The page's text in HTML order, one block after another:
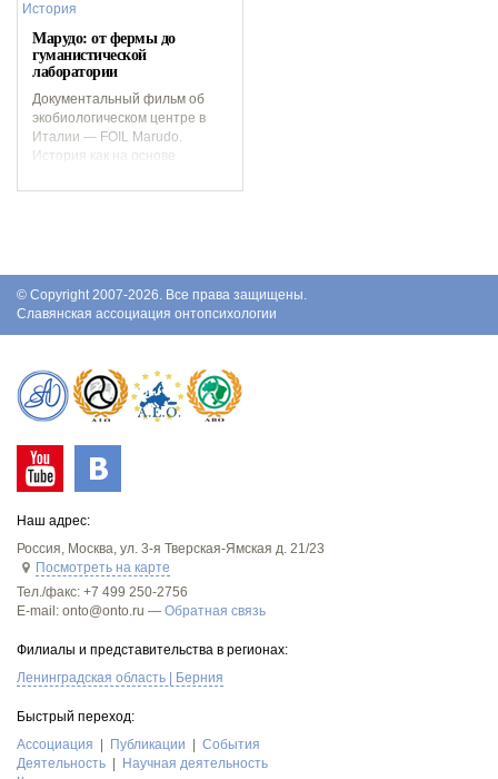
История
Марудо: от фермы до
гуманистической
лаборатории
Документальный фильм об
экобиологическом центре в
Италии — FOIL Marudo.
История как на основе
реализовывать
© Copyright 2007-2026. Все права защищены.
Славянская ассоциация онтопсихологии
Наш адрес:
Россия, Москва, ул. 3-я Тверская-Ямская д. 21/23
Посмотреть на карте
Тел./факс: +7 499 250-2756
E-mail: onto@onto.ru — Обратная связь
Филиалы и представительства в регионах:
Ленинградская область | Берния
Быстрый переход:
Асcоциация
Публикации
События
Деятельность
Научная деятельность